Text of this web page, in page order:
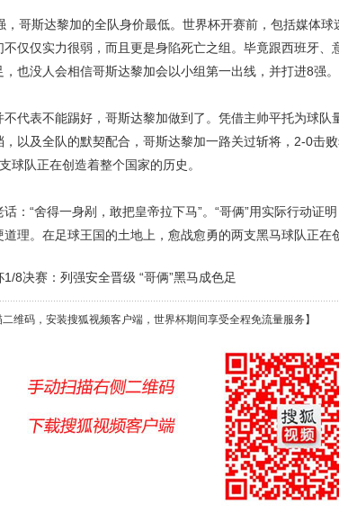
斯达黎加的全队身价最低。世界杯开赛前，包括媒体球
不仅仅实力很弱，而且更是身陷死亡之组。毕竟跟西班牙、
也没人会相信哥斯达黎加会以小组第一出线，并打进8强。
表不能踢好，哥斯达黎加做到了。凭借主帅平托为球队
，以及全队的默契配合，哥斯达黎加一路关过斩将，2-0击
球队正在创造着整个国家的历史。
“舍得一身剐，敢把皇帝拉下马”。“哥俩”用实际行动证明
理。在足球王国的土地上，愈战愈勇的两支黑马球队正在
8决赛：列强安全晋级 “哥俩”黑马成色足
码，安装搜狐视频客户端，世界杯期间享受全程免流量服务】